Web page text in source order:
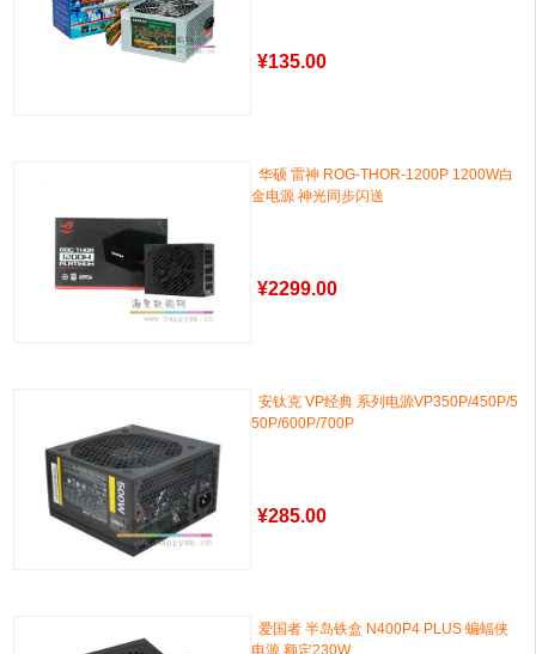
¥135.00
华硕 雷神 ROG-THOR-1200P 1200W白
金电源 神光同步闪送
¥2299.00
安钛克 VP经典 系列电源VP350P/450P/5
50P/600P/700P
¥285.00
爱国者 半岛铁盒 N400P4 PLUS 蝙蝠侠
电源 额定230W